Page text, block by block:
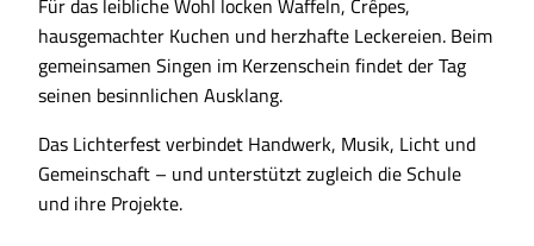
hausgemachter Kuchen und herzhafte Leckereien. Beim
gemeinsamen Singen im Kerzenschein findet der Tag
seinen besinnlichen Ausklang.
Das Lichterfest verbindet Handwerk, Musik, Licht und
Gemeinschaft – und unterstützt zugleich die Schule
und ihre Projekte.